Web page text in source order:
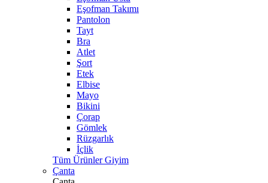
Eşofman Takımı
Pantolon
Tayt
Bra
Atlet
Şort
Etek
Elbise
Mayo
Bikini
Çorap
Gömlek
Rüzgarlık
İçlik
Tüm Ürünler Giyim
Çanta